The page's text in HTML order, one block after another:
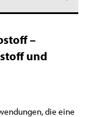
–
und
die eine